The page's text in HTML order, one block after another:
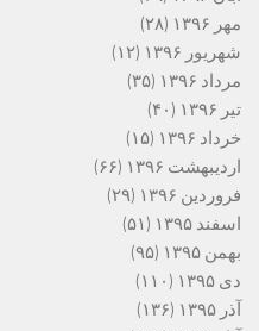
مهر ۱۳۹۶
(۲۸)
شهریور ۱۳۹۶
(۱۲)
مرداد ۱۳۹۶
(۳۵)
تیر ۱۳۹۶
(۴۰)
خرداد ۱۳۹۶
(۱۵)
اردیبهشت ۱۳۹۶
(۶۶)
فروردین ۱۳۹۶
(۲۹)
اسفند ۱۳۹۵
(۵۱)
بهمن ۱۳۹۵
(۹۵)
دی ۱۳۹۵
(۱۱۰)
آذر ۱۳۹۵
(۱۳۶)